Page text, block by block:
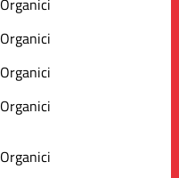
Organici
Organici
Organici
Organici